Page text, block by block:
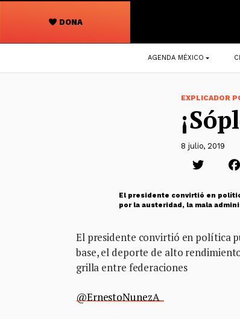
DONA
principal
AGENDA MÉXICO
EXPLICADOR
8 julio, 2019
El presidente convirtió en
por la austeridad, la mala
El presidente convirtió en política
base, el deporte de alto
grilla entre federaciones
@ErnestoNunezA